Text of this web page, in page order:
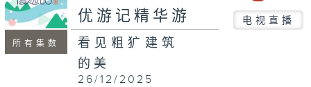
所有集数
优游记精华游 电视直播
看见粗犷建筑
的美
26/12/2025